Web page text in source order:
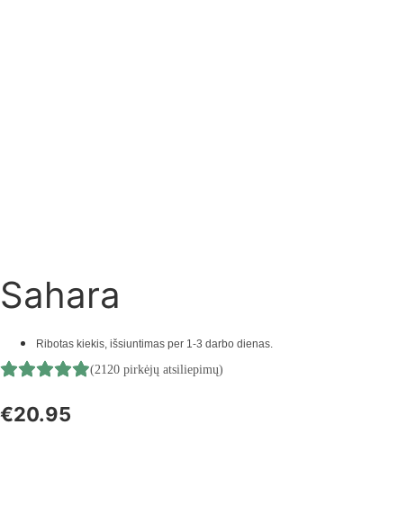
Sahara
Ribotas kiekis, išsiuntimas per 1-3 darbo dienas.
(2120 pirkėjų atsiliepimų)
€20.95